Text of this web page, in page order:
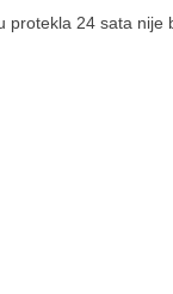
protekla 24 sata nije